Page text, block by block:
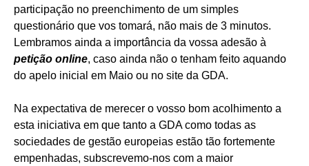
participação no preenchimento de um simples
questionário que vos tomará, não mais de 3 minutos.
Lembramos ainda a importância da vossa adesão à
petição online, caso ainda não o tenham feito aquando
do apelo inicial em Maio ou no site da GDA.
Na expectativa de merecer o vosso bom acolhimento a
esta iniciativa em que tanto a GDA como todas as
sociedades de gestão europeias estão tão fortemente
empenhadas, subscrevemo-nos com a maior